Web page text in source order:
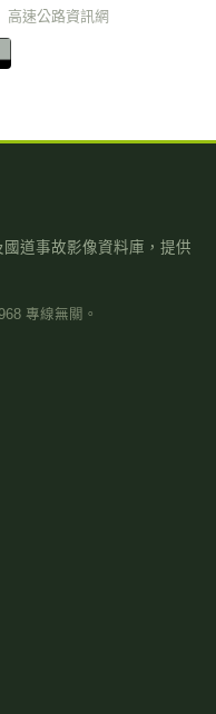
速公路資訊網
道事故影像資料庫，提供
專線無關。